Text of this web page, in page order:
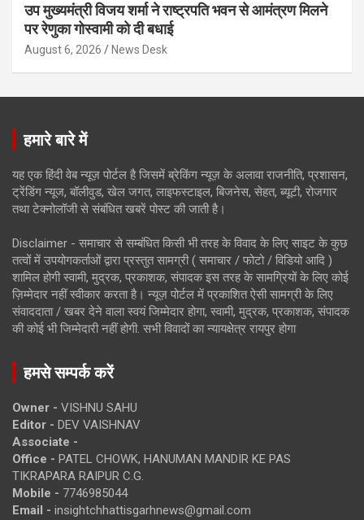
उप मुख्यमंत्री विजय शर्मा ने राष्ट्रपति भवन से आमंत्रण मिलने
पर रेणुका गोस्वामी को दी बधाई
August 6, 2026 News Desk
हमारे बारे में
यह एक हिंदी वेब न्यूज़ पोर्टल है जिसमें ब्रेकिंग न्यूज़ के अलावा राजनीति, प्रशासन,
ट्रेंडिंग न्यूज, बॉलीवुड, खेल जगत, लाइफस्टाइल, बिजनेस, सेहत, ब्यूटी, रोजगार
तथा टेक्नोलॉजी से संबंधित खबरें पोस्ट की जाती है।
Disclaimer - समाचार से सम्बंधित किसी भी तरह के विवाद के लिए साइट के कुछ
तत्वों में उपयोगकर्ताओं द्वारा प्रस्तुत सामग्री ( समाचार / फोटो / विडियो आदि )
शामिल होगी स्वामी, मुद्रक, प्रकाशक, संपादक इस तरह के सामग्रियों के लिए कोई
ज़िम्मेदार नहीं स्वीकार करता है। न्यूज़ पोर्टल में प्रकाशित ऐसी सामग्री के लिए
संवाददाता / खबर देने वाला स्वयं जिम्मेदार होगा, स्वामी, मुद्रक, प्रकाशक, संपादक
की कोई भी जिम्मेदारी नहीं होगी. सभी विवादों का न्यायक्षेत्र रायपुर होगा
हमसे सम्पर्क करें
Owner - VISHNU SAHU
Editor - DEV VAISHNAV
Associate -
Office - PATEL CHOWK, HANUMAN MANDIR KE PAS
TIKRAPARA RAIPUR C.G.
Mobile - 7746985044
Email - insightchhattisgarhnews@gmail.com